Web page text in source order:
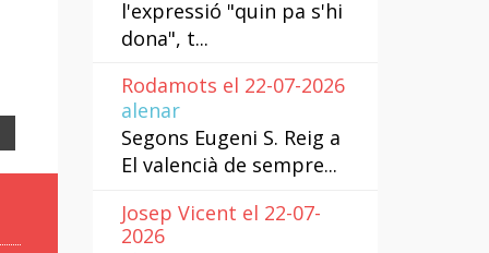
l'expressió "quin pa s'hi
dona", t...
Rodamots el 22-07-2026
alenar
Segons Eugeni S. Reig a
El valencià de sempre...
Josep Vicent el 22-07-
2026